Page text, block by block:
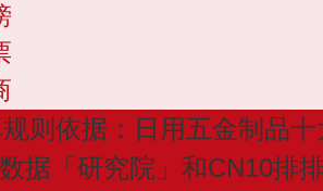
则依据：日用五金制品
据「研究院」和CN10排